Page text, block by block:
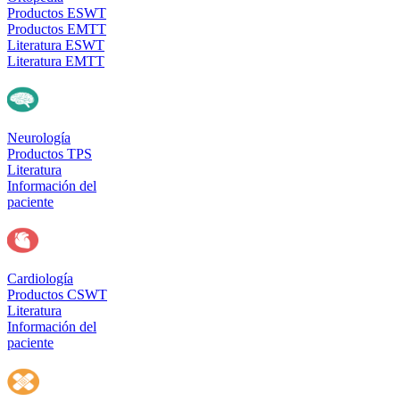
Productos ESWT
Productos EMTT
Literatura ESWT
Literatura EMTT
Neurología
Productos TPS
Literatura
Información del
paciente
Cardiología
Productos CSWT
Literatura
Información del
paciente